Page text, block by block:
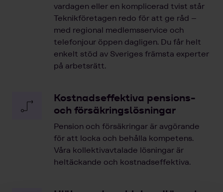
vardagen eller en komplicerad tvist står
Teknikföretagen redo för att ge råd –
med regional medlemsservice och
telefonjour öppen dagligen. Du får helt
enkelt stöd av Sveriges främsta experter
på arbetsrätt.
Kostnadseffektiva pensions-
och försäkringslösningar
Pension och försäkringar är avgörande
för att locka och behålla kompetens.
Våra kollektivavtalade lösningar är
heltäckande och kostnadseffektiva.